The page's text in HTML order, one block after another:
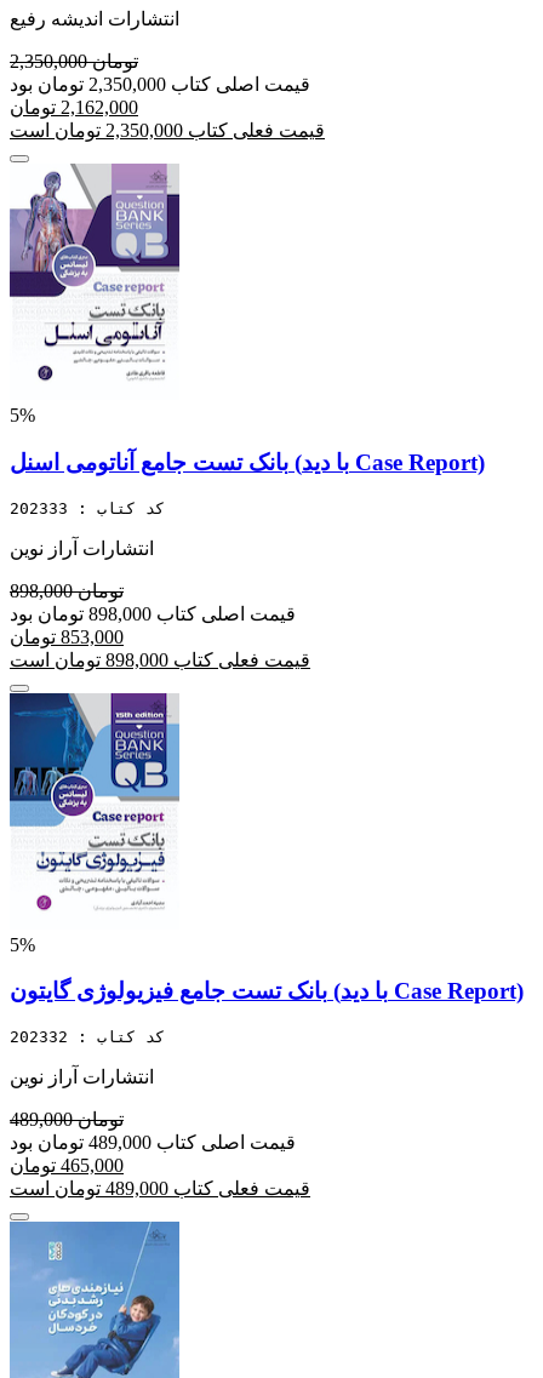
انتشارات اندیشه رفیع
2,350,000 تومان
قیمت اصلی کتاب 2,350,000 تومان بود
2,162,000 تومان
قیمت فعلی کتاب 2,350,000 تومان است
5%
بانک تست جامع آناتومی اسنل (با دید Case Report)
کد کتاب : 202333
انتشارات آراز نوین
898,000 تومان
قیمت اصلی کتاب 898,000 تومان بود
853,000 تومان
قیمت فعلی کتاب 898,000 تومان است
5%
بانک تست جامع فیزیولوژی گایتون (با دید Case Report)
کد کتاب : 202332
انتشارات آراز نوین
489,000 تومان
قیمت اصلی کتاب 489,000 تومان بود
465,000 تومان
قیمت فعلی کتاب 489,000 تومان است